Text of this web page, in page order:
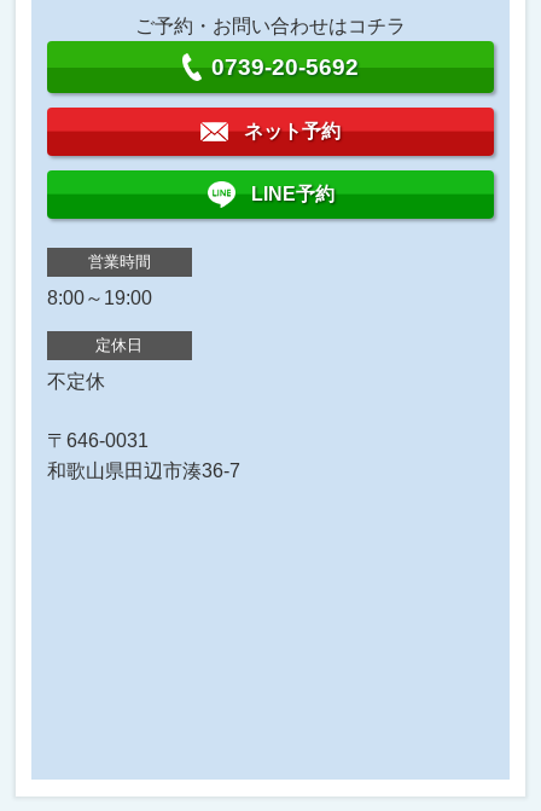
ご予約・お問い合わせはコチラ
0739-20-5692
ネット予約
LINE予約
営業時間
8:00～19:00
定休日
不定休
〒646-0031
和歌山県田辺市湊36-7